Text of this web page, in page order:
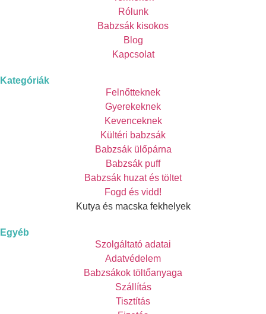
Rólunk
Babzsák kisokos
Blog
Kapcsolat
Kategóriák
Felnőtteknek
Gyerekeknek
Kevenceknek
Kültéri babzsák
Babzsák ülőpárna
Babzsák puff
Babzsák huzat és töltet
Fogd és vidd!
Kutya és macska fekhelyek
Egyéb
Szolgáltató adatai
Adatvédelem
Babzsákok töltőanyaga
Szállítás
Tisztítás